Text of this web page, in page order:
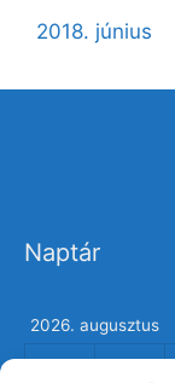
2018. június
Naptár
2026. augusztus